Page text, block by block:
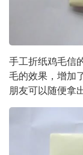
手工折纸鸡毛信
毛的效果，增加
朋友可以随便拿